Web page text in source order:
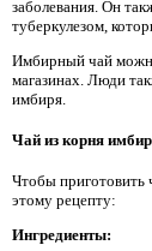
заболевания. Он
туберкулезом,
Имбирный чай
магазинах. Люди
имбиря.
Чай из корня
Чтобы приготовить
этому рецепту:
Ингредиенты: